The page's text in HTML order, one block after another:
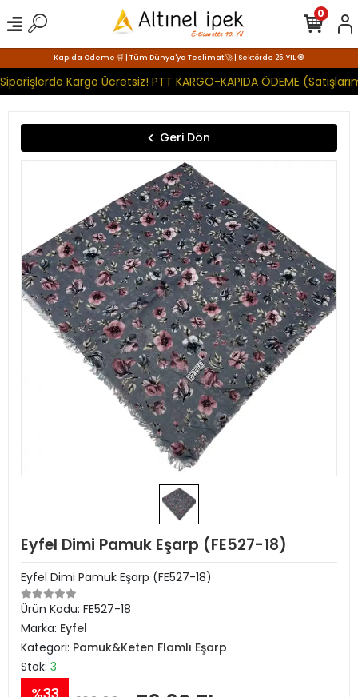
Kapıda Ödeme 🛒 | Tüm Dünya'ya Teslimat 🚀 | Sektörde 25. YIL 🧿
Kargo Ücretsiz! PTT KARGO-KAPIDA ÖDEME
0
Geri Dön
Eyfel Dimi Pamuk Eşarp (FE527-18)
Eyfel Dimi Pamuk Eşarp (FE527-18)
Ürün Kodu: FE527-18
Marka: Eyfel
Kategori: Pamuk&Keten Flamlı Eşarp
Stok: 3